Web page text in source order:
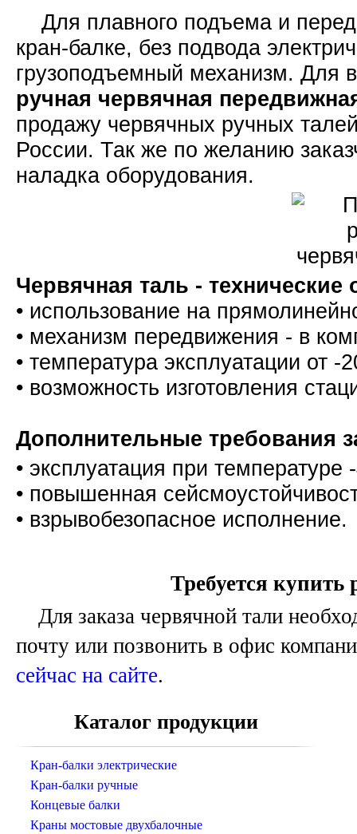
Для плавного подъема и
кран-балке, без подвода
грузоподъемный механизм. Для
ручная червячная
продажу червячных ручных
России. Так же по желанию
наладка оборудования.
Червячная таль - технические
• использование на
• механизм передвижения - в
• температура эксплуатации от -
• возможность изготовления
Дополнительные требования
• эксплуатация при
• повышенная
• взрывобезопасное
Требуется
Для заказа червячной тали
почту или позвонить в офис
сейчас на сайте.
Каталог продукции
Кран-балки электрические
Кран-балки ручные
Концевые балки
Краны мостовые двухбалочные